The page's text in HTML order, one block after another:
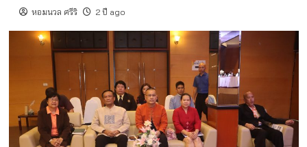
หอมนวล ศรีริ 2 ปี ago